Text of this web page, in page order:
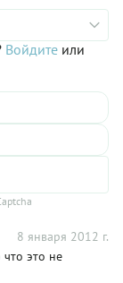
Войдите или
8 января 2012 г.
что это не